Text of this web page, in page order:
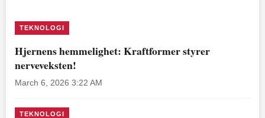
TEKNOLOGI
Hjernens hemmelighet: Kraftformer styrer
nerveveksten!
March 6, 2026 3:22 AM
TEKNOLOGI